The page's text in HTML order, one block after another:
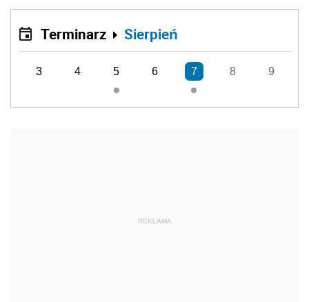
Terminarz Sierpień
3 4 5 6 7 8 9
REKLAMA